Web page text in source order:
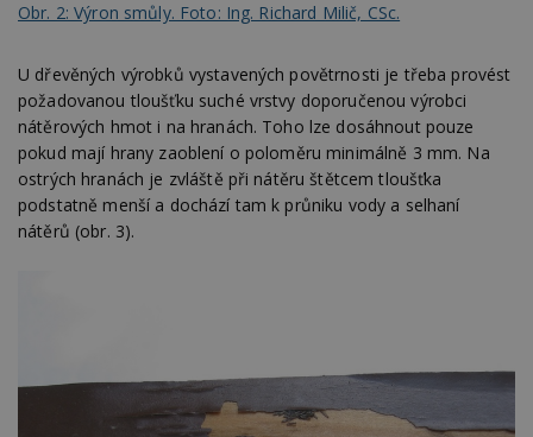
Obr. 2: Výron smůly. Foto: Ing. Richard Milič, CSc.
U dřevěných výrobků vystavených povětrnosti je třeba provést
požadovanou tloušťku suché vrstvy doporučenou výrobci
nátěrových hmot i na hranách. Toho lze dosáhnout pouze
pokud mají hrany zaoblení o poloměru minimálně 3 mm. Na
ostrých hranách je zvláště při nátěru štětcem tloušťka
podstatně menší a dochází tam k průniku vody a selhaní
nátěrů (obr. 3).